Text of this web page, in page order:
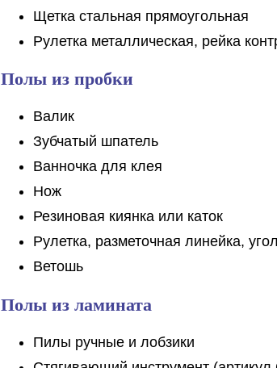
Щетка стальная прямоугольная
Рулетка металлическая, рейка
Полы из пробки
Валик
Зубчатый шпатель
Ванночка для клея
Нож
Резиновая киянка или каток
Рулетка, разметочная линейка,
Ветошь
Полы из ламината
Пилы ручные и лобзики